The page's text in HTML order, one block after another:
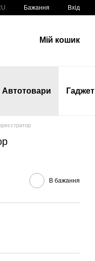
Бажання Вхід
Мій кошик
Автотовари
В бажання